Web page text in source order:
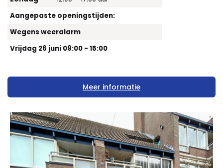
Aangepaste openingstijden:
Wegens weeralarm
Vrijdag 26 juni 09:00 - 15:00
Meer informatie